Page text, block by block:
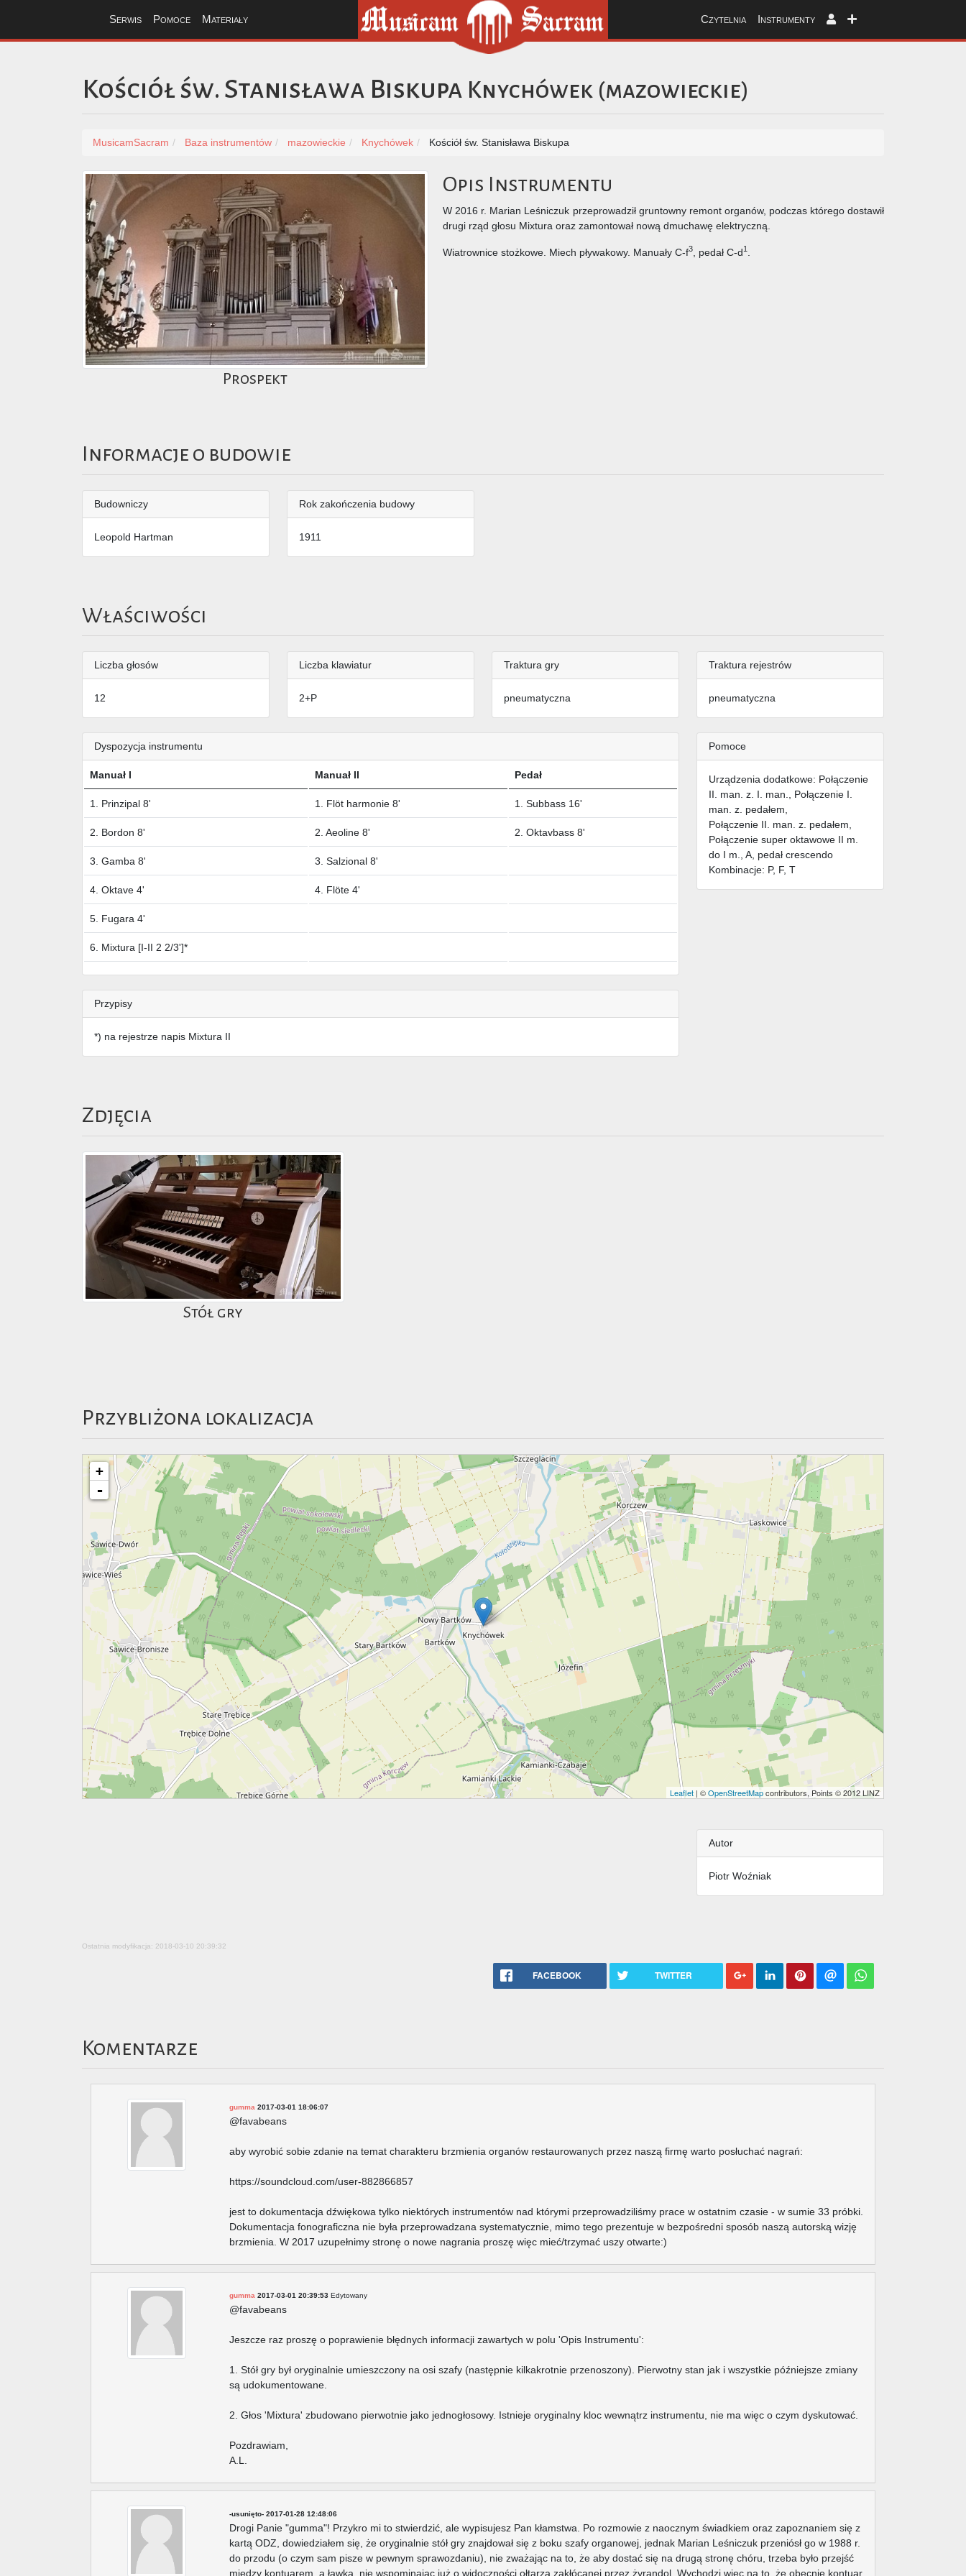
Serwis Pomoce Materiały Czytelnia Instrumenty
Kościół św. Stanisława Biskupa Knychówek (mazowieckie)
MusicamSacram Baza instrumentów mazowieckie Knychówek Kościół św. Stanisława Biskupa
Prospekt
Opis Instrumentu
W 2016 r. Marian Leśniczuk przeprowadził gruntowny remont organów, podczas którego dostawił
drugi rząd głosu Mixtura oraz zamontował nową dmuchawę elektryczną.
Wiatrownice stożkowe. Miech pływakowy. Manuały C-f3 , pedał C-d1
Informacje o budowie
Budowniczy
Leopold Hartman
Rok zakończenia budowy
1911
Właściwości
Liczba głosów
12
Liczba klawiatur
2+P
Traktura gry
pneumatyczna
Traktura rejestrów
pneumatyczna
Dyspozycja instrumentu
Manuał I Manuał II Pedał
1. Prinzipal 8' 1. Flöt harmonie 8' 1. Subbass 16'
2. Bordon 8' 2. Aeoline 8' 2. Oktavbass 8'
3. Gamba 8' 3. Salzional 8'
4. Oktave 4' 4. Flöte 4'
5. Fugara 4'
6. Mixtura [I-II 2 2/3']*
Pomoce
Urządzenia dodatkowe: Połączenie
II. man. z. I. man., Połączenie I.
man. z. pedałem,
Połączenie II. man. z. pedałem,
Połączenie super oktawowe II m.
do I m., A, pedał crescendo
Kombinacje: P, F, T
Przypisy
*) na rejestrze napis Mixtura II
Zdjęcia
Stół gry
Przybliżona lokalizacja
+
-
Leaflet | ©OpenStreetMapcontributors, Points © 2012 LINZ
Autor
Piotr Woźniak
Ostatnia modyfikacja: 2018-03-10 20:39:32
FACEBOOK TWITTER
Komentarze
gumma 2017-03-01 18:06:07
@favabeans
aby wyrobić sobie zdanie na temat charakteru brzmienia organów restaurowanych przez naszą firmę warto posłuchać nagrań:
https://soundcloud.com/user-882866857
jest to dokumentacja dźwiękowa tylko niektórych instrumentów nad którymi przeprowadziliśmy prace w ostatnim czasie - w sumie 33 próbki.
Dokumentacja fonograficzna nie była przeprowadzana systematycznie, mimo tego prezentuje w bezpośredni sposób naszą autorską wizję
brzmienia. W 2017 uzupełnimy stronę o nowe nagrania proszę więc mieć/trzymać uszy otwarte:)
gumma 2017-03-01 20:39:53Edytowany
@favabeans
Jeszcze raz proszę o poprawienie błędnych informacji zawartych w polu 'Opis Instrumentu':
1. Stół gry był oryginalnie umieszczony na osi szafy (następnie kilkakrotnie przenoszony). Pierwotny stan jak i wszystkie późniejsze zmiany
są udokumentowane.
2. Głos 'Mixtura' zbudowano pierwotnie jako jednogłosowy. Istnieje oryginalny kloc wewnątrz instrumentu, nie ma więc o czym dyskutować.
Pozdrawiam,
A.L.
-usunięto- 2017-01-28 12:48:06
Drogi Panie "gumma"! Przykro mi to stwierdzić, ale wypisujesz Pan kłamstwa. Po rozmowie z naocznym świadkiem oraz zapoznaniem się z
kartą ODZ, dowiedziałem się, że oryginalnie stół gry znajdował się z boku szafy organowej, jednak Marian Leśniczuk przeniósł go w 1988 r.
do przodu (o czym sam pisze w pewnym sprawozdaniu), nie zważając na to, że aby dostać się na drugą stronę chóru, trzeba było przejść
między kontuarem, a ławką, nie wspominając już o widoczności ołtarza zakłócanej przez żyrandol. Wychodzi więc na to, że obecnie kontuar